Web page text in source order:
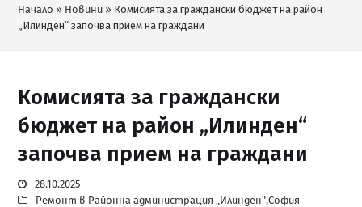
Начало » Новини » Комисията за граждански бюджет на район
„Илинден“ започва прием на граждани
Комисията за граждански
бюджет на район „Илинден“
започва прием на граждани
28.10.2025
Ремонт в Районна администрация „Илинден",София